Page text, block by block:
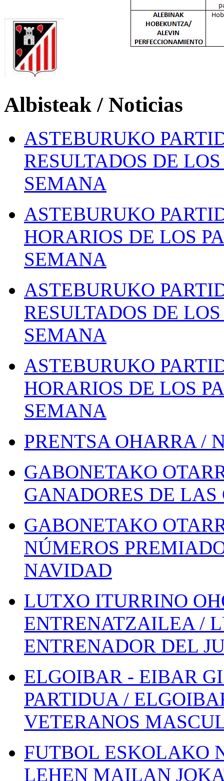
Albisteak / Noticias
ASTEBURUKO
RESULTADOS DE
SEMANA
ASTEBURUKO
HORARIOS DE LOS
SEMANA
ASTEBURUKO
RESULTADOS DE
SEMANA
ASTEBURUKO
HORARIOS DE LOS
SEMANA
PRENTSA OHARRA /
GABONETAKO
GANADORES DE
GABONETAKO
NÚMEROS
NAVIDAD
LUTXO ITURRINO
ENTRENATZAILEA /
ENTRENADOR DEL
ELGOIBAR - EIBAR
PARTIDUA /
VETERANOS
FUTBOL ESKOLAKO
LEHEN MAILAN